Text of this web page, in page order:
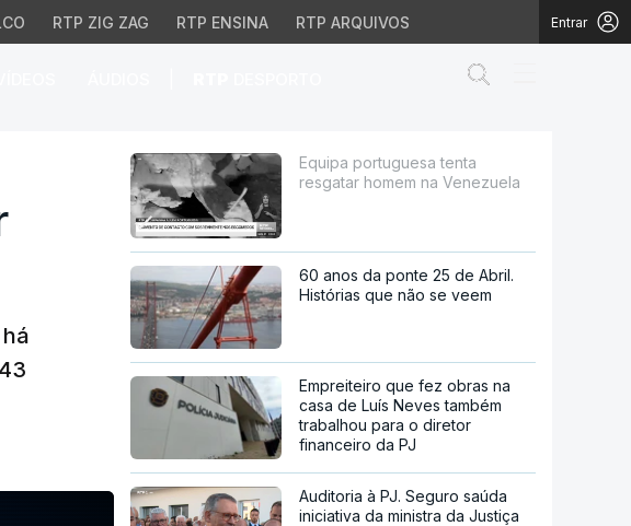
RTP ZIG ZAG RTP ENSINA RTP ARQUIVOS Entrar
na Venezuela
Equipa portuguesa tenta
resgatar homem na Venezuela
60 anos da ponte 25 de Abril.
Histórias que não se veem
Empreiteiro que fez obras na
casa de Luís Neves também
trabalhou para o diretor
financeiro da PJ
Auditoria à PJ. Seguro saúda
iniciativa da ministra da Justiça